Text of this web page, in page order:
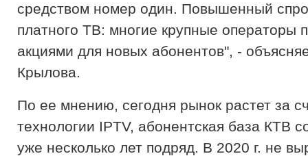
средством номер один. Повышенный
платного ТВ: многие крупные операторы
акциями для новых абонентов", -
Крылова.
По ее мнению, сегодня рынок растет за
технологии IPTV, абонентская база КТВ
уже несколько лет подряд. В 2020 г. не